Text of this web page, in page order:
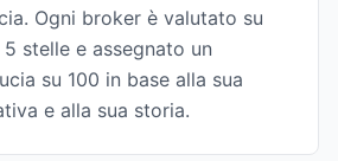
Ogni broker è valutato su
5 stelle e assegnato un
su 100 in base alla sua
e alla sua storia.